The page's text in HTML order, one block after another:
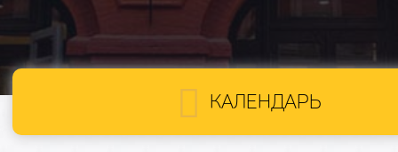
КАЛЕНДАРЬ